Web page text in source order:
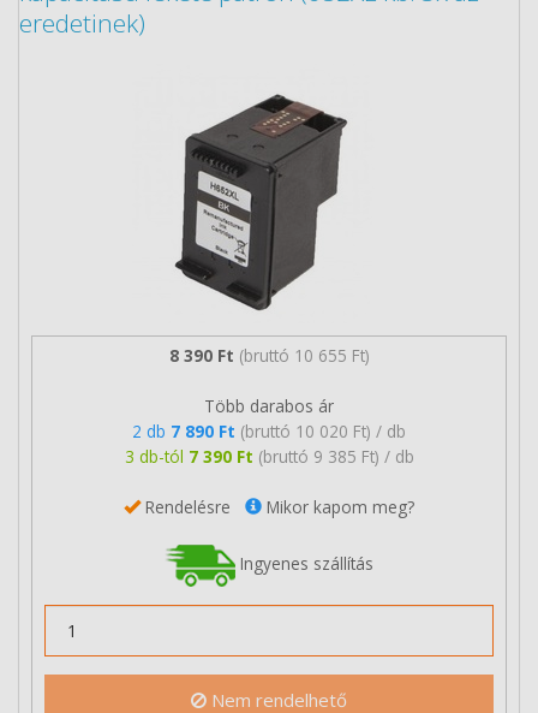
eredetinek)
8 390 Ft (bruttó 10 655 Ft)
Több darabos ár
2 db 7 890 Ft (bruttó 10 020 Ft) / db
3 db-tól 7 390 Ft (bruttó 9 385 Ft) / db
Rendelésre Mikor kapom meg?
Ingyenes szállítás
Nem rendelhető